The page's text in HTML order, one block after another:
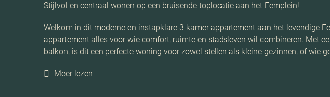
Stijlvol en centraal wonen op een bruisende toplocatie aan het Eemplein!
Welkom in dit moderne en instapklare 3-kamer appartement aan het levendige
appartement alles voor wie comfort, ruimte en stadsleven wil combineren. Met
balkon, is dit een perfecte woning voor zowel stellen als kleine gezinnen, of wie
Meer lezen